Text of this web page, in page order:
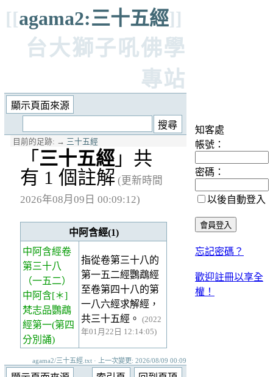
[[agama2:三十五經]]
台大獅子吼佛學
專站
目前的足跡: → 三十五經
「 三十五經 」共
有 1 個註解 (更新時間
2026年08月09日 00:09:12)
中阿含經(1)
中阿含經卷
第三十八
（一五二）
中阿含[＊]
梵志品鸚鵡
經第一(第四
分別誦)
指從卷第三十八的
第一五二經鸚鵡經
至卷第四十八的第
一八六經求解經，
共三十五經。
(2022
年01月22日 12:14:05)
agama2/三十五經.txt · 上一次變更: 2026/08/09 00:09
知客處
帳號：
密碼：
以後自動登入
忘記密碼？
歡迎註冊以享全
權！